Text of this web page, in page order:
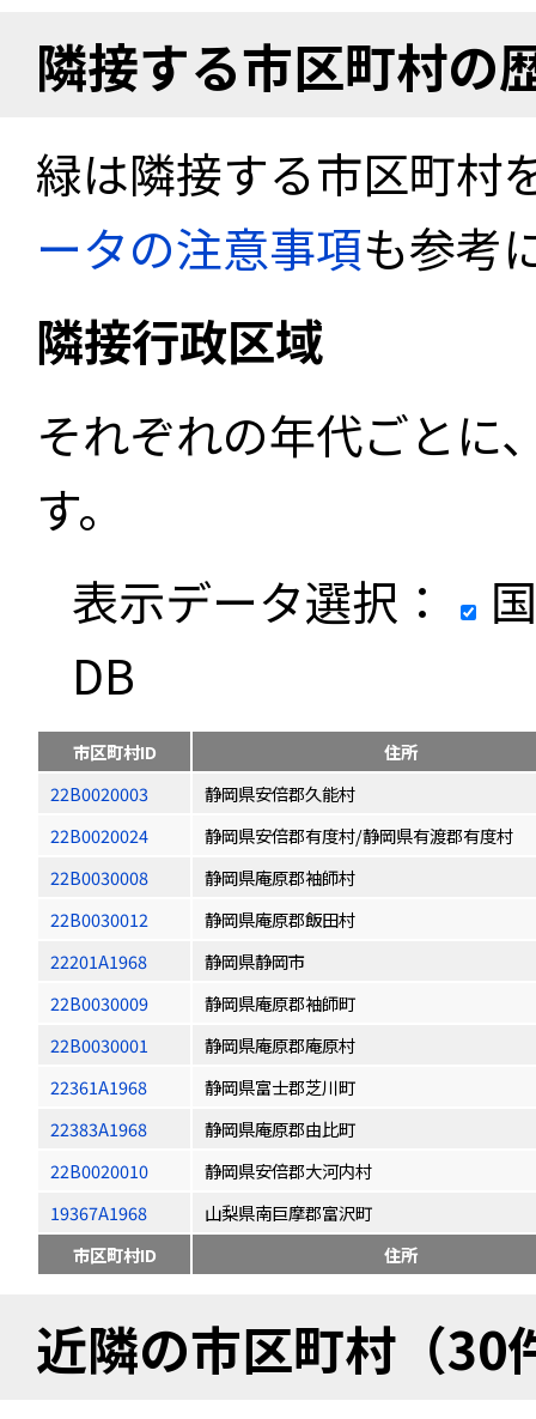
隣接する市区町村の
緑は隣接する市区町村
ータの注意事項も参考
隣接行政区域
それぞれの年代ごとに
す。
表示データ選択：
DB
市区町村ID
住所
22B0020003
静岡県安倍郡久能村
22B0020024
静岡県安倍郡有度村/静岡県有渡郡有度村
22B0030008
静岡県庵原郡袖師村
22B0030012
静岡県庵原郡飯田村
22201A1968
静岡県静岡市
22B0030009
静岡県庵原郡袖師町
22B0030001
静岡県庵原郡庵原村
22361A1968
静岡県富士郡芝川町
22383A1968
静岡県庵原郡由比町
22B0020010
静岡県安倍郡大河内村
19367A1968
山梨県南巨摩郡富沢町
市区町村ID
住所
近隣の市区町村（30